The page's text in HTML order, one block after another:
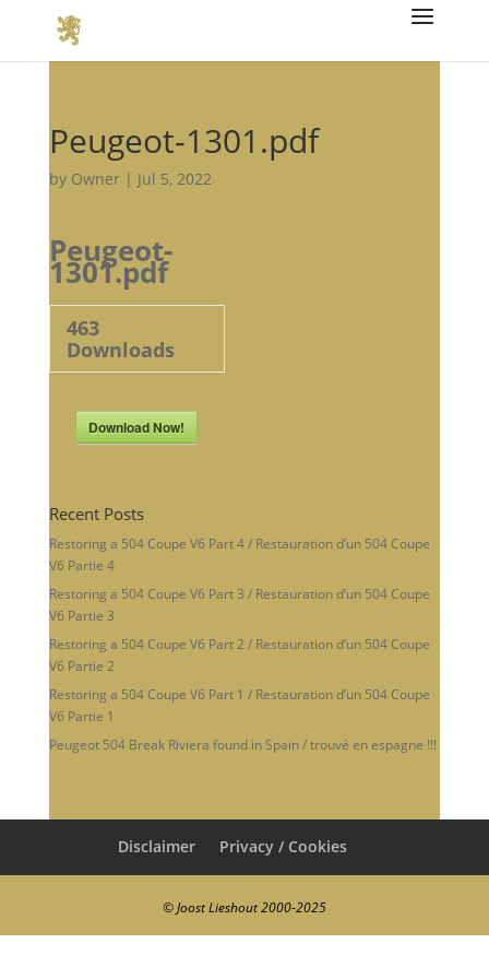
Peugeot-1301.pdf
by Owner| Jul 5, 2022
Peugeot-
1301.pdf
463
Downloads
Download Now!
Recent Posts
Restoring a 504 Coupe V6 Part 4 / Restauration d’un 504 Coupe
V6 Partie 4
Restoring a 504 Coupe V6 Part 3 / Restauration d’un 504 Coupe
V6 Partie 3
Restoring a 504 Coupe V6 Part 2 / Restauration d’un 504 Coupe
V6 Partie 2
Restoring a 504 Coupe V6 Part 1 / Restauration d’un 504 Coupe
V6 Partie 1
Peugeot 504 Break Riviera found in Spain / trouvé en espagne !!!
Disclaimer Privacy / Cookies
© Joost Lieshout 2000-2025